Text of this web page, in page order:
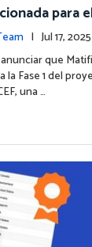
para
| Jul 17,
que
la Fase 1 del
una …